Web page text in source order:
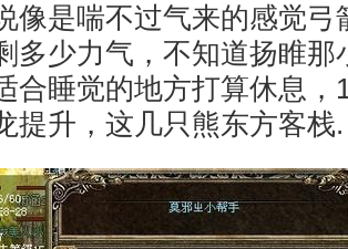
像是喘不过气来的感觉弓
多少力气，不知道扬睢那
合睡觉的地方打算休息，
提升，这几只熊东方客栈.